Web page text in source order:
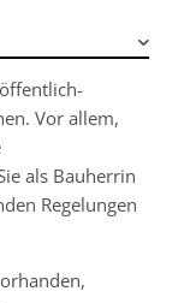
Vor allem,
als Bauherrin
Regelungen